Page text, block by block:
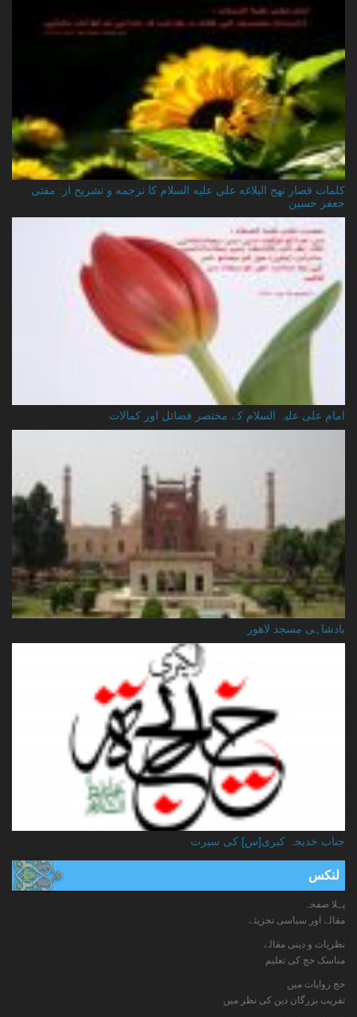
کلمات قصار نهج البلاغه علي عليه السلام کا ترجمه و تشریح از: مفتی
جعفر حسین
امام علی علیہ السلام کے مختصر فضائل اور کمالات
بادشاہی مسجد لاهور
جناب خدیجہ کبری[س] کی سیرت
لنکس
پہلا صفحہ
مقالے اور سیاسی تجزیئے
نظریات و دینی مقالے
مناسک حج کی تعلیم
حج روایات میں
تقریب بزرگان دین کی نظر میں